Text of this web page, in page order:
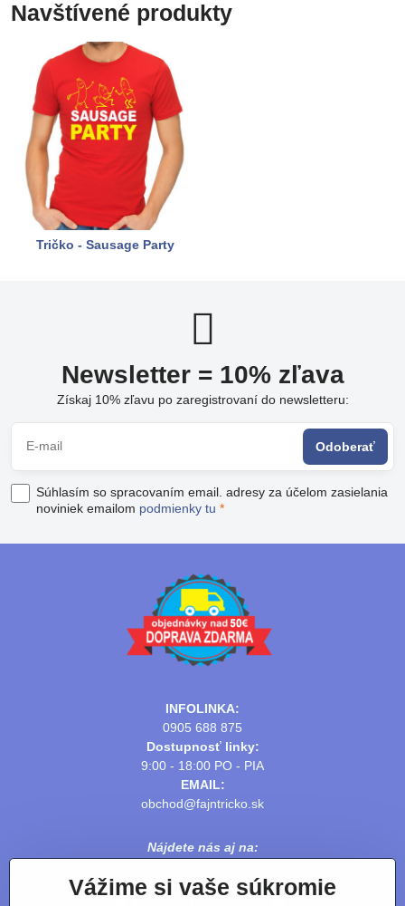
Navštívené produkty
Tričko - Sausage Party
Newsletter = 10% zľava
Získaj 10% zľavu po zaregistrovaní do newsletteru:
Odoberať
Súhlasím so spracovaním email. adresy za účelom zasielania
noviniek emailom podmienky tu *
INFOLINKA:
0905 688 875
Dostupnosť linky:
9:00 - 18:00 PO - PIA
EMAIL:
obchod@fajntricko.sk
Nájdete nás aj na:
Vážime si vaše súkromie